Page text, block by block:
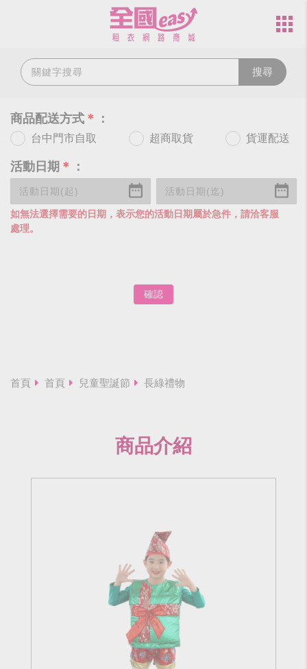
搜尋
商品配送方式 ＊ ：
台中門市自取 超商取貨 貨運配送
活動日期 ＊ ：
如無法選擇需要的日期，表示您的活動日期屬於急件，請洽客服
處理。
確認
首頁 首頁 兒童聖誕節 長綠禮物
商品介紹